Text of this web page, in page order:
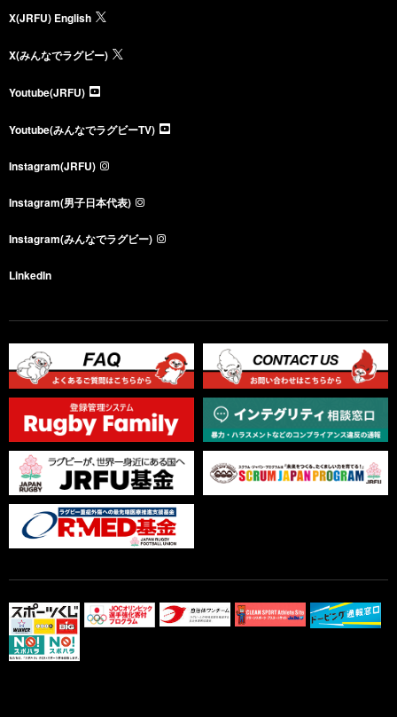
X(JRFU) English
X(みんなでラグビー)
Youtube(JRFU)
Youtube(みんなでラグビーTV)
Instagram(JRFU)
Instagram(男子日本代表)
Instagram(みんなでラグビー)
LinkedIn